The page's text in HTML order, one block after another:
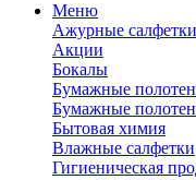
Меню
Ажурные салфетки
Акции
Бокалы
Бумажные
Бумажные
Бытовая химия
Влажные салфетки
Гигиеническая